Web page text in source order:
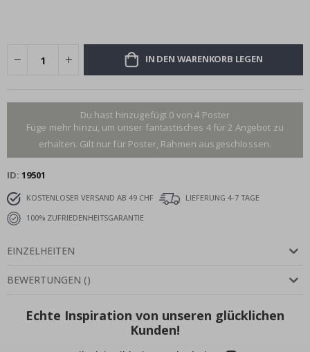
IN DEN WARENKORB LEGEN
Du hast hinzugefügt 0 von 4 Poster
Füge mehr hinzu, um unser fantastisches 4 für 2 Angebot zu
erhalten. Gilt nur für Poster, Rahmen ausgeschlossen.
ID 19501
KOSTENLOSER VERSAND AB 49 CHF
LIEFERUNG 4-7 TAGE
100% ZUFRIEDENHEITSGARANTIE
EINZELHEITEN
BEWERTUNGEN ()
Echte Inspiration von unseren glücklichen
Kunden!